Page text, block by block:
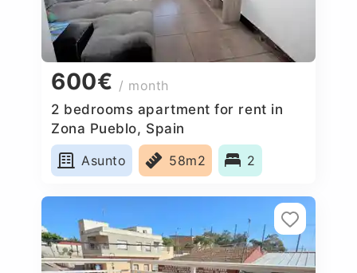
600€ / month
2 bedrooms apartment for rent in
Zona Pueblo, Spain
Asunto
58m2 2